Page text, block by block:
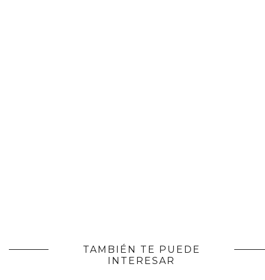
TAMBIÉN TE PUEDE
INTERESAR